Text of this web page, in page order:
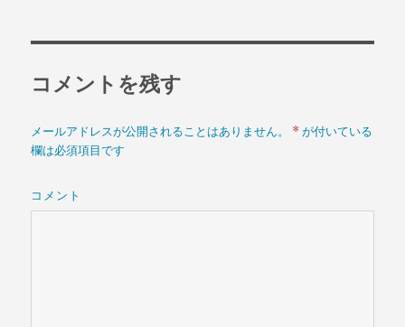
リ
コメントを残す
メールアドレスが公開されることはありません。 * が付いている
欄は必須項目です
コメント